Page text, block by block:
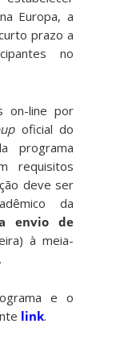
Europa, a
prazo a
no
on-line por
oficial do
programa
requisitos
deve ser
da
envio de
à meia-
e o
link.